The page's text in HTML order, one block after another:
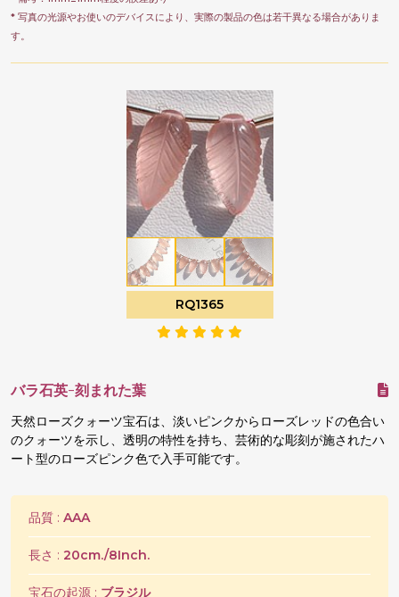
* 写真の光源やお使いのデバイスにより、実際の製品の色は若干異なる場合がありま
す。
RQ1365
バラ石英-刻まれた葉
天然ローズクォーツ宝石は、淡いピンクからローズレッドの色合い
のクォーツを示し、透明の特性を持ち、芸術的な彫刻が施されたハ
ート型のローズピンク色で入手可能です。
品質 : AAA
長さ : 20cm./8Inch.
宝石の起源 : ブラジル